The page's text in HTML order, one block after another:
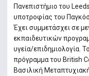
Πανεπιστήμιο του
υποτροφίας του
Έχει συμμετάσχει σε
εκπαιδευτικών
υγεία/επιδημιολογία.
πρόγραμμα του British
Βασιλική